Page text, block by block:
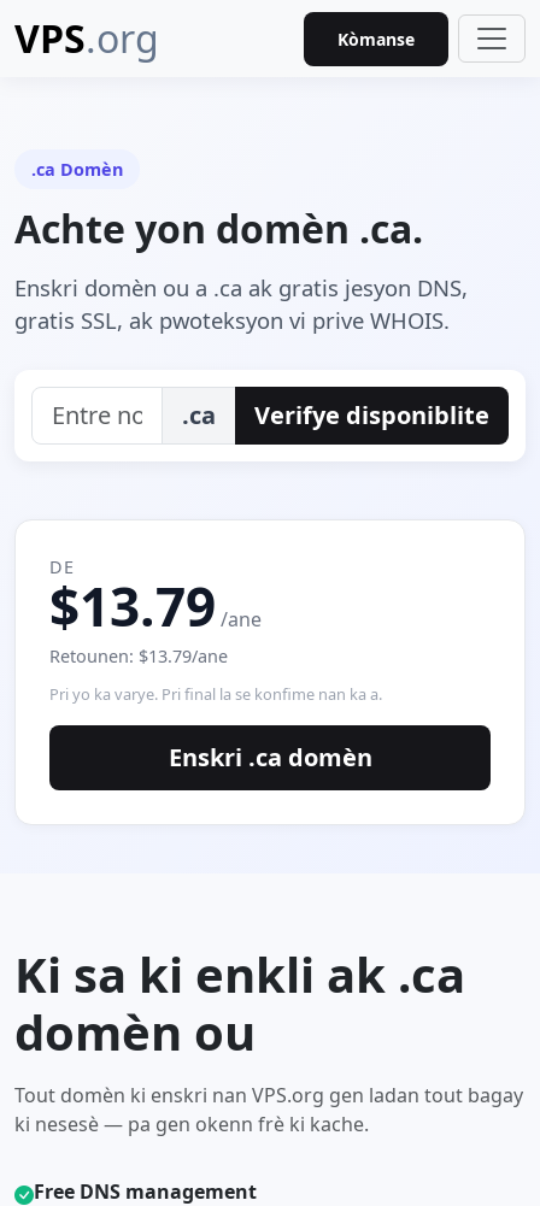
VPS.org Kòmanse
.ca Domèn
Achte yon domèn .ca.
Enskri domèn ou a .ca ak gratis jesyon DNS,
gratis SSL, ak pwoteksyon vi prive WHOIS.
.ca Verifye disponiblite
DE
$13.79 /ane
Retounen: $13.79/ane
Pri yo ka varye. Pri final la se konfime nan ka a.
Enskri .ca domèn
Ki sa ki enkli ak .ca
domèn ou
Tout domèn ki enskri nan VPS.org gen ladan tout bagay
ki nesesè — pa gen okenn frè ki kache.
Free DNS management